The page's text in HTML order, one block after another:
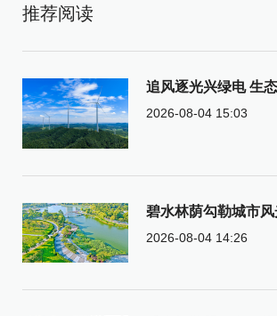
推荐阅读
追风逐光兴绿电 生
2026-08-04 15:03
碧水林荫勾勒城市风
2026-08-04 14:26